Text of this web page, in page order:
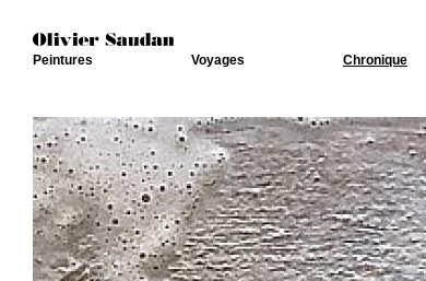
Peintures Voyages Chronique